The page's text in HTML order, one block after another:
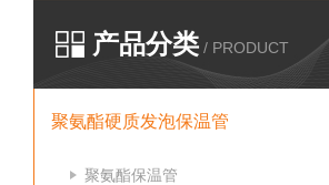
产品分类 / PRODUCT
聚氨酯硬质发泡保温管
聚氨酯保温管